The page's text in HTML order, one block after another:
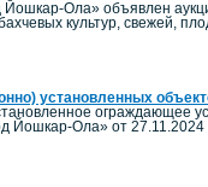
Йошкар-Ола» объявлен
культур, свежей,
установленных
ограждающее
Йошкар-Ола» от